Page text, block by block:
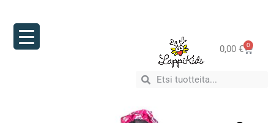
0,00 € 0